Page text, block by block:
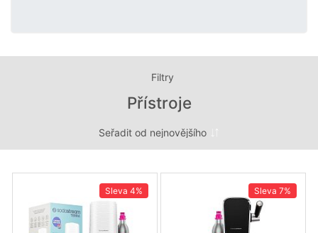
Filtry
Přístroje
Sleva 4% Sleva 7%